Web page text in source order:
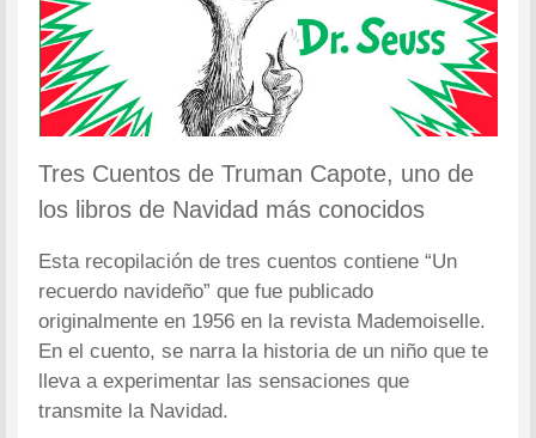
Tres Cuentos de Truman Capote, uno de
los libros de Navidad más conocidos
Esta recopilación de tres cuentos contiene “Un
recuerdo navideño” que fue publicado
originalmente en 1956 en la revista Mademoiselle.
En el cuento, se narra la historia de un niño que te
lleva a experimentar las sensaciones que
transmite la Navidad.